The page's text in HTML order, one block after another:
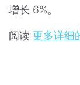
增长 6%。
阅读 更多详细